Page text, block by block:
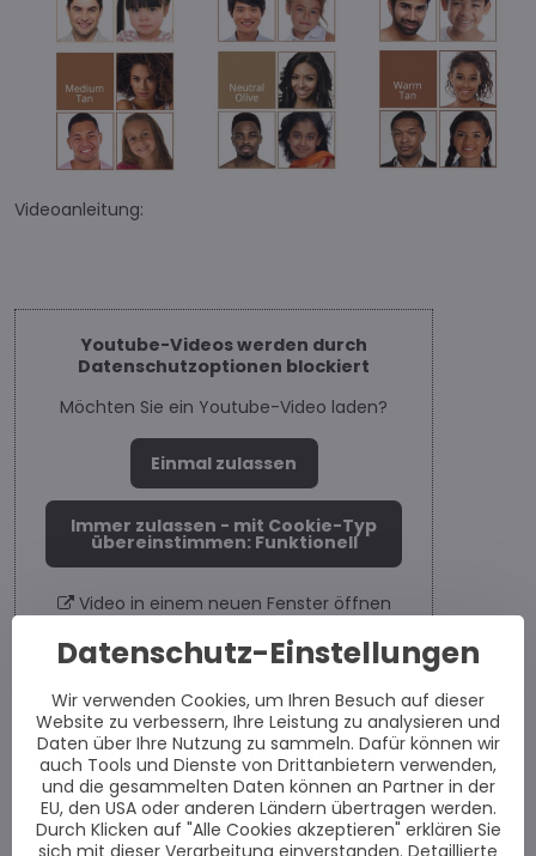
Videoanleitung:
Youtube-Videos werden durch
Datenschutzoptionen blockiert
Möchten Sie ein Youtube-Video laden?
Einmal zulassen
Immer zulassen - mit Cookie-Typ
übereinstimmen: Funktionell
Video in einem neuen Fenster öffnen
Haben Sie weitere Fragen?
Unser Kundenservice hilft Ihnen gerne weiter.
Kontaktieren Sie uns einfach per E-Mail oder
Datenschutz-Einstellungen
Wir verwenden Cookies, um Ihren Besuch auf dieser
Website zu verbessern, Ihre Leistung zu analysieren und
Daten über Ihre Nutzung zu sammeln. Dafür können wir
auch Tools und Dienste von Drittanbietern verwenden,
und die gesammelten Daten können an Partner in der
EU, den USA oder anderen Ländern übertragen werden.
Durch Klicken auf "Alle Cookies akzeptieren" erklären Sie
sich mit dieser Verarbeitung einverstanden. Detaillierte